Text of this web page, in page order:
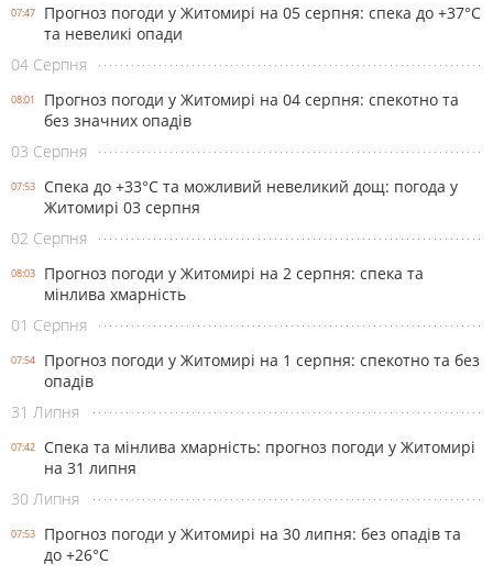
07:47
Прогноз погоди у Житомирі на 05 серпня: спека до +37°С
та невеликі опади
04 Серпня
08:01
Прогноз погоди у Житомирі на 04 серпня: спекотно та
без значних опадів
03 Серпня
07:53
Спека до +33°С та можливий невеликий дощ: погода у
Житомирі 03 серпня
02 Серпня
08:03
Прогноз погоди у Житомирі на 2 серпня: спека та
мінлива хмарність
01 Серпня
07:54
Прогноз погоди у Житомирі на 1 серпня: спекотно та без
опадів
31 Липня
07:42
Спека та мінлива хмарність: прогноз погоди у Житомирі
на 31 липня
30 Липня
07:53
Прогноз погоди у Житомирі на 30 липня: без опадів та
до +26°С